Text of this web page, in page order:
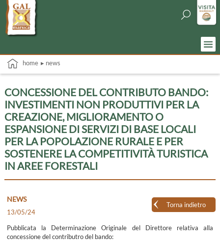
home ▸ news
CONCESSIONE DEL CONTRIBUTO BANDO:
INVESTIMENTI NON PRODUTTIVI PER LA
CREAZIONE, MIGLIORAMENTO O
ESPANSIONE DI SERVIZI DI BASE LOCALI
PER LA POPOLAZIONE RURALE E PER
SOSTENERE LA COMPETITIVITÀ TURISTICA
IN AREE FORESTALI
Torna indietro
NEWS
13/05/24
Pubblicata la Determinazione Originale del Direttore relativa alla
concessione del contributro del bando: